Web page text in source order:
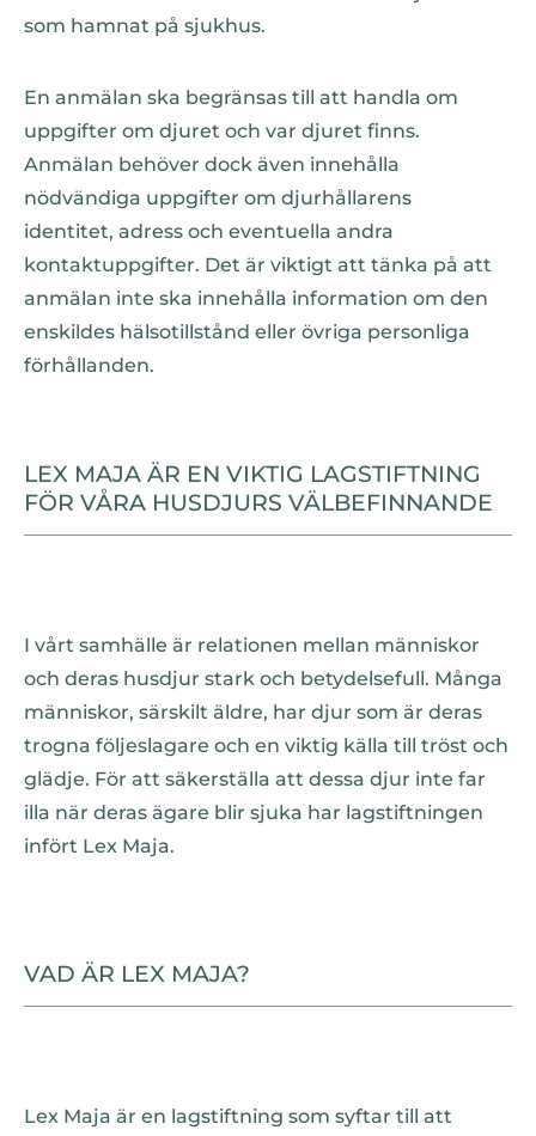
som hamnat på sjukhus.
En anmälan ska begränsas till att handla om
uppgifter om djuret och var djuret finns.
Anmälan behöver dock även innehålla
nödvändiga uppgifter om djurhållarens
identitet, adress och eventuella andra
kontaktuppgifter. Det är viktigt att tänka på att
anmälan inte ska innehålla information om den
enskildes hälsotillstånd eller övriga personliga
förhållanden.
LEX MAJA ÄR EN VIKTIG LAGSTIFTNING
FÖR VÅRA HUSDJURS VÄLBEFINNANDE
I vårt samhälle är relationen mellan människor
och deras husdjur stark och betydelsefull. Många
människor, särskilt äldre, har djur som är deras
trogna följeslagare och en viktig källa till tröst och
glädje. För att säkerställa att dessa djur inte far
illa när deras ägare blir sjuka har lagstiftningen
infört Lex Maja.
VAD ÄR LEX MAJA?
Lex Maja är en lagstiftning som syftar till att